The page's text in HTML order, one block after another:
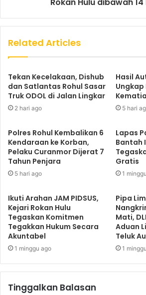
Rokan Hulu dibawah 14
Related Articles
Tekan Kecelakaan, Dishub
dan Satlantas Rohul Sasar
Truk ODOL di Jalan Lingkar
2 hari ago
Hasil
Ungkap
5 hari
Polres Rohul Kembalikan 6
Kendaraan ke Korban,
Pelaku Curanmor Dijerat 7
Tahun Penjara
5 hari ago
Lapas
Bantah
Gratis
1
Ikuti Arahan JAM PIDSUS,
Kejari Rokan Hulu
Tegaskan Komitmen
Tegakkan Hukum Secara
Akuntabel
1 minggu ago
Pipa
Mati,
Aduan
Teluk
1
Tinggalkan Balasan